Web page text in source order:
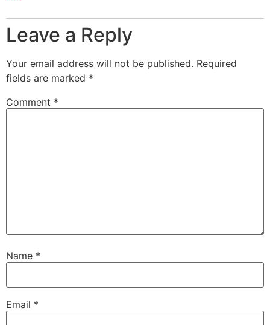
Leave a Reply
Your email address will not be published. Required
fields are marked *
Comment *
Name *
Email *